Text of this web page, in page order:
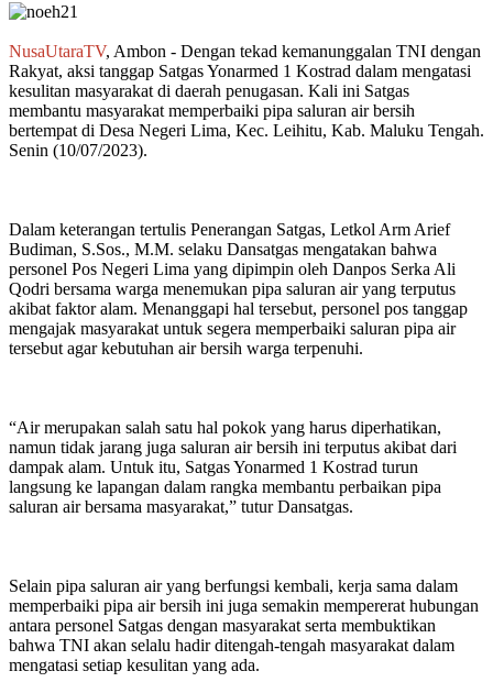
NusaUtaraTV, Ambon - Dengan tekad kemanunggalan TNI dengan
Rakyat, aksi tanggap Satgas Yonarmed 1 Kostrad dalam mengatasi
kesulitan masyarakat di daerah penugasan. Kali ini Satgas
membantu masyarakat memperbaiki pipa saluran air bersih
bertempat di Desa Negeri Lima, Kec. Leihitu, Kab. Maluku Tengah.
Senin (10/07/2023).
Dalam keterangan tertulis Penerangan Satgas, Letkol Arm Arief
Budiman, S.Sos., M.M. selaku Dansatgas mengatakan bahwa
personel Pos Negeri Lima yang dipimpin oleh Danpos Serka Ali
Qodri bersama warga menemukan pipa saluran air yang terputus
akibat faktor alam. Menanggapi hal tersebut, personel pos tanggap
mengajak masyarakat untuk segera memperbaiki saluran pipa air
tersebut agar kebutuhan air bersih warga terpenuhi.
“Air merupakan salah satu hal pokok yang harus diperhatikan,
namun tidak jarang juga saluran air bersih ini terputus akibat dari
dampak alam. Untuk itu, Satgas Yonarmed 1 Kostrad turun
langsung ke lapangan dalam rangka membantu perbaikan pipa
saluran air bersama masyarakat,” tutur Dansatgas.
Selain pipa saluran air yang berfungsi kembali, kerja sama dalam
memperbaiki pipa air bersih ini juga semakin mempererat hubungan
antara personel Satgas dengan masyarakat serta membuktikan
bahwa TNI akan selalu hadir ditengah-tengah masyarakat dalam
mengatasi setiap kesulitan yang ada.